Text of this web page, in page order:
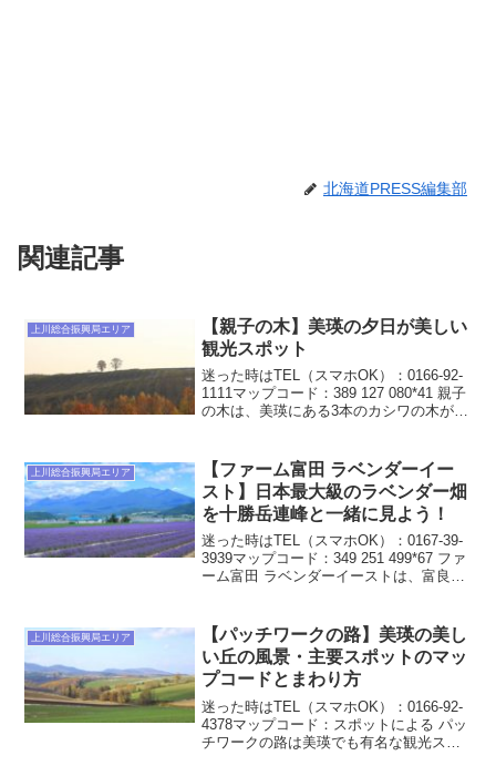
北海道PRESS編集部
関連記事
上川総合振興局エリア
【親子の木】美瑛の夕日が美しい
観光スポット
迷った時はTEL（スマホOK）：0166-92-
1111マップコード：389 127 080*41 親子
の木は、美瑛にある3本のカシワの木が並
姿がまるで親子のようと...
上川総合振興局エリア
【ファーム富田 ラベンダーイー
スト】日本最大級のラベンダー畑
を十勝岳連峰と一緒に見よう！
迷った時はTEL（スマホOK）：0167-39-
3939マップコード：349 251 499*67 ファ
ーム富田 ラベンダーイーストは、富良野
のラベンダー畑です。7月...
上川総合振興局エリア
【パッチワークの路】美瑛の美し
い丘の風景・主要スポットのマッ
プコードとまわり方
迷った時はTEL（スマホOK）：0166-92-
4378マップコード：スポットによる パッ
チワークの路は美瑛でも有名な観光スポ